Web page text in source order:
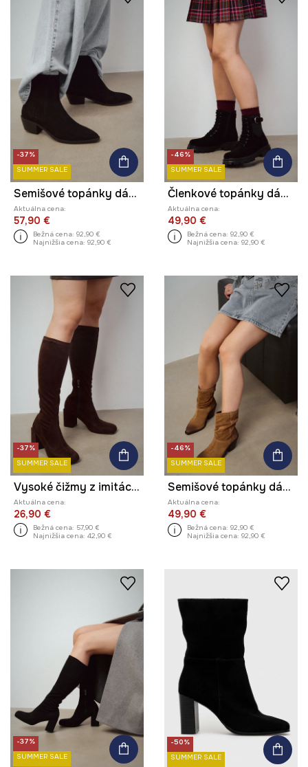
-37%
SUMMER SALE
Semišové topánky dámske s elastanom
Aktuálna cena:
57,90 €
Bežná cena: 92,90 €
Najnižšia cena: 92,90 €
-46%
SUMMER SALE
Členkové topánky dámske semišové
Aktuálna cena:
49,90 €
Bežná cena: 92,90 €
Najnižšia cena: 92,90 €
-37%
SUMMER SALE
Vysoké čižmy z imitácie semišu
Aktuálna cena:
26,90 €
Bežná cena: 57,90 €
Najnižšia cena: 42,90 €
-46%
SUMMER SALE
Semišové topánky dámske
Aktuálna cena:
49,90 €
Bežná cena: 92,90 €
Najnižšia cena: 92,90 €
-37%
SUMMER SALE
-50%
SUMMER SALE